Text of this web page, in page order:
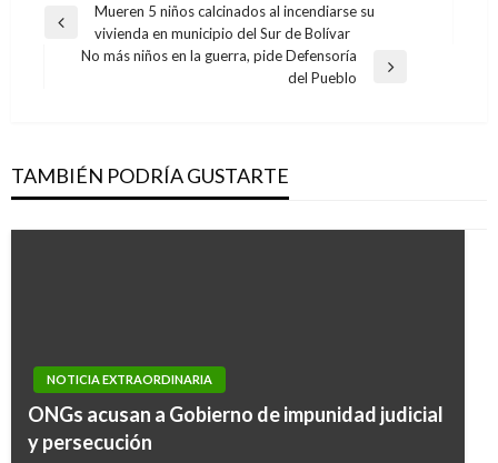
Navegación
Entrada
anterior
Mueren 5 niños calcinados al incendiarse su
vivienda en municipio del Sur de Bolívar
No más niños en la guerra, pide Defensoría
del Pueblo
TAMBIÉN PODRÍA GUSTARTE
NOTICIA EXTRAORDINARIA
ONGs acusan a Gobierno de impunidad judicial
y persecución